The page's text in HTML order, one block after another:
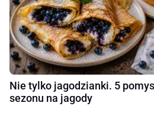
Nie tylko jagodzianki. 5
sezonu na jagody